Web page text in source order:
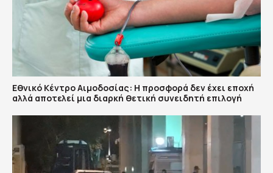
Εθνικό Κέντρο Αιμοδοσίας: H προσφορά δεν έχει εποχή
αλλά αποτελεί μια διαρκή θετική συνειδητή επιλογή